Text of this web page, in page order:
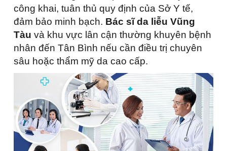
công khai, tuân thủ quy định của Sở Y tế,
đảm bảo minh bạch. Bác sĩ da liễu Vũng
Tàu và khu vực lân cận thường khuyên bệnh
nhân đến Tân Bình nếu cần điều trị chuyên
sâu hoặc thẩm mỹ da cao cấp.